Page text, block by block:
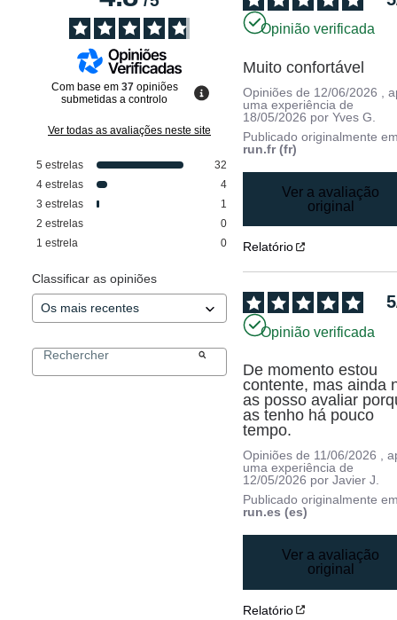
Com base em 37 opiniões
submetidas a controlo
Ver todas as avaliações neste site
5 estrelas
32
4 estrelas
4
3 estrelas
1
2 estrelas
0
1 estrela 0
Classificar as opiniões
Opinião verificada
Muito confortável
Opiniões de 12/06/2026
,
uma experiência de
18/05/2026 porYves G.
Publicado originalmente
run.fr (fr)
Ver a avaliação
original
Relatório
5
Opinião verificada
De momento estou
contente, mas ainda
as posso avaliar
as tenho há pouco
tempo.
Opiniões de 11/06/2026 ,
uma experiência de
12/05/2026 porJavier J.
Publicado originalmente
run.es (es)
Ver a avaliação
original
Relatório